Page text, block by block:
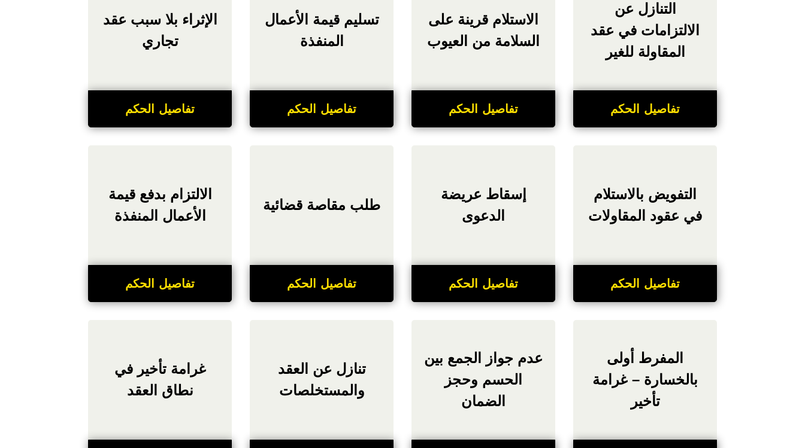
التنازل عن
الالتزامات في عقد
المقاولة للغير
تفاصيل الحكم
الاستلام قرينة على
السلامة من العيوب
تفاصيل الحكم
تسليم قيمة الأعمال
المنفذة
تفاصيل الحكم
الإثراء بلا سبب عقد
تجاري
تفاصيل الحكم
التفويض بالاستلام
في عقود المقاولات
تفاصيل الحكم
إسقاط عريضة
الدعوى
تفاصيل الحكم
طلب مقاصة قضائية
تفاصيل الحكم
الالتزام بدفع قيمة
الأعمال المنفذة
تفاصيل الحكم
المفرط أولى
بالخسارة – غرامة
تأخير
عدم جواز الجمع بين
الحسم وحجز
الضمان
تنازل عن العقد
والمستخلصات
غرامة تأخير في
نطاق العقد